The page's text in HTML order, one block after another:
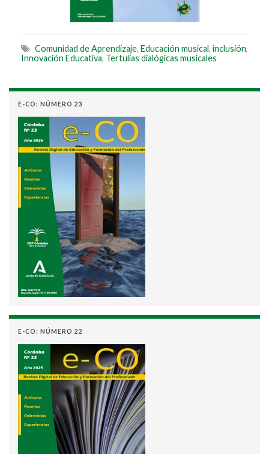
Comunidad de Aprendizaje, Educación musical, inclusión,
Innovación Educativa, Tertulias dialógicas musicales
E-CO: NÚMERO 23
E-CO: NÚMERO 22